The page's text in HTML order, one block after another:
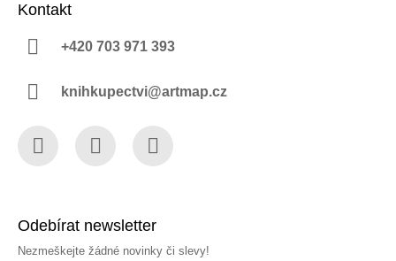
Kontakt
+420 703 971 393
knihkupectvi@artmap.cz
Odebírat newsletter
Nezmeškejte žádné novinky či slevy!